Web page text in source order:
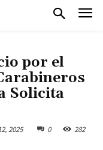
por el
Solicita
2025 0 282